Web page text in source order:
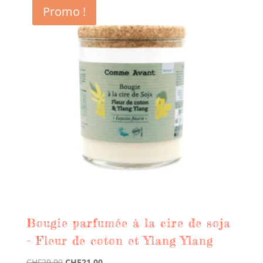
Promo !
Bougie parfumée à la cire de soja
– Fleur de coton et Ylang Ylang